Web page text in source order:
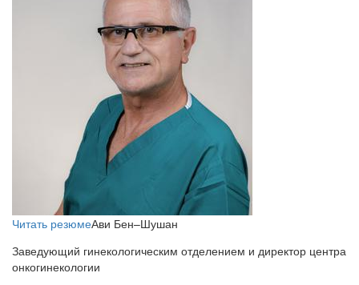
Читать резюмеАви Бен–Шушан
Заведующий гинекологическим отделением и директор центра
онкогинекологии